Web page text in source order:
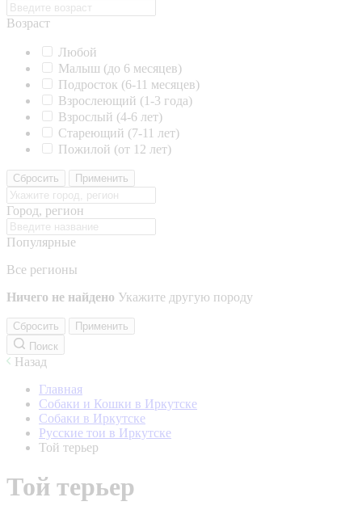
Возраст
Любой
Малыш (до 6 месяцев)
Подросток (6-11 месяцев)
Взрослеющий (1-3 года)
Взрослый (4-6 лет)
Стареющий (7-11 лет)
Пожилой (от 12 лет)
Сбросить Применить
Город, регион
Популярные
Все регионы
Ничего не найдено Укажите другую породу
Сбросить
Применить
Поиск
Назад
Главная
Собаки и Кошки в Иркутске
Собаки в Иркутске
Русские тои в Иркутске
Той терьер
Той терьер